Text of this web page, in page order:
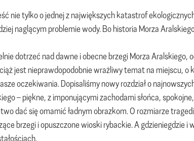
nie tylko o jednej z największych katastrof
naglącym problemie wody. Bo historia Morza
dotrzeć nad dawne i obecne brzegi Morza Aralskiego,
jest nieprawdopodobnie wrażliwy temat na miejscu,
oczekiwania. Dopisaliśmy nowy rozdział o
– piękne, z imponującymi zachodami słońca,
dać się omamić ładnym obrazkom. O rozmiarze
brzegi i opuszczone wioski rybackie. A gdzieniegdzie i